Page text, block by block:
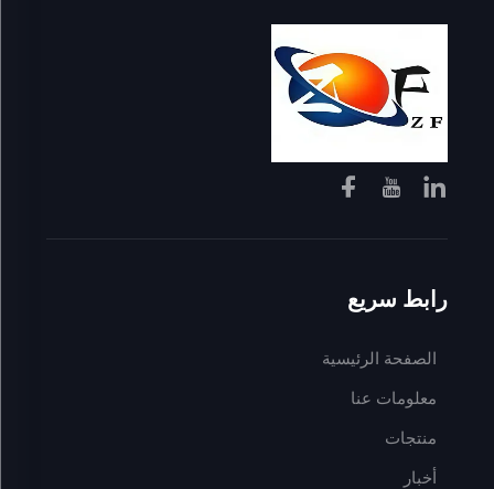
رابط سريع
الصفحة الرئيسية
معلومات عنا
منتجات
أخبار